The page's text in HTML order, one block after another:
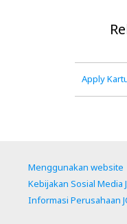
Apply
Menggunakan website
Kebijakan Sosial Media
Informasi Perusahaan